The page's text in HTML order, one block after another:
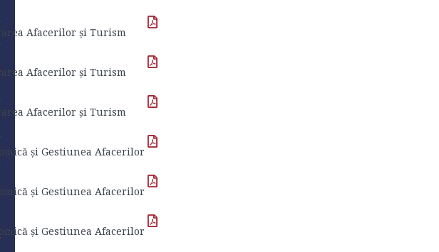
Afacerilor și Turism
Afacerilor și Turism
Afacerilor și Turism
și Gestiunea Afacerilor
și Gestiunea Afacerilor
și Gestiunea Afacerilor